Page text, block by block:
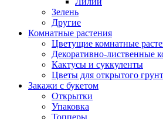
Зелень
Другие
Комнатные растения
Цветущие комнатные
Декоративно-лиственные
Кактусы и суккуленты
Цветы для открытого
Закажи с букетом
Открытки
Упаковка
Топперы